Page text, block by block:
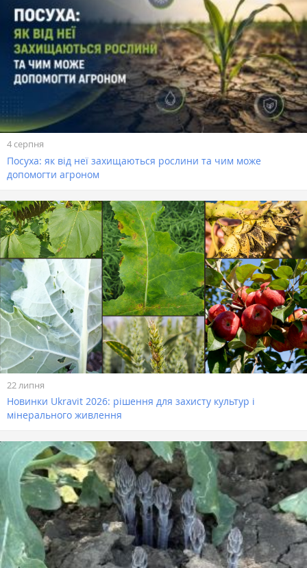
4 серпня
Посуха: як від неї захищаються рослини та чим може
допомогти агроном
22 липня
Новинки Ukravit 2026: рішення для захисту культур і
мінерального живлення